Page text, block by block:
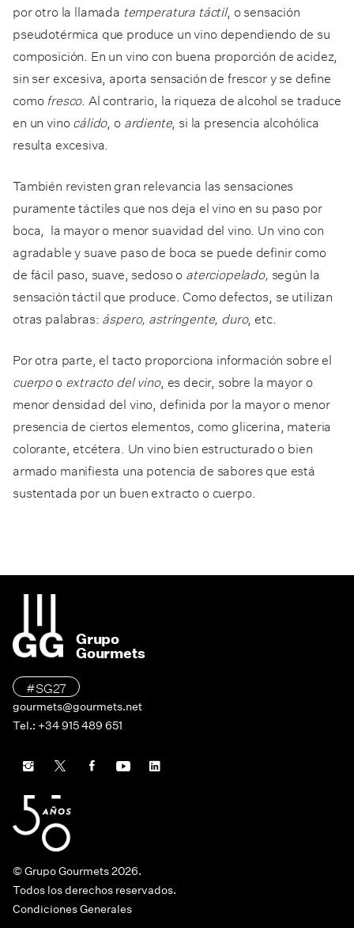
por otro la llamada temperatura táctil, o sensación
pseudotérmica que produce un vino dependiendo de su
composición. En un vino con buena proporción de acidez,
sin ser excesiva, aporta sensación de frescor y se define
como fresco. Al contrario, la riqueza de alcohol se traduce
en un vinocálido, o ardiente, si la presencia alcohólica
resulta excesiva.
También revisten gran relevancia las sensaciones
puramente táctiles que nos deja el vino en su paso por
boca, la mayor o menor suavidad del vino. Un vino con
agradable y suave paso de boca se puede definir como
de fácil paso, suave, sedoso o aterciopelado, según la
sensación táctil que produce. Como defectos, se utilizan
otras palabras: áspero, astringente, duro, etc.
Por otra parte, el tacto proporciona información sobre el
cuerpoo extracto del vino, es decir, sobre la mayor o
menor densidad del vino, definida por la mayor o menor
presencia de ciertos elementos, como glicerina, materia
colorante, etcétera. Un vino bien estructurado o bien
armado manifiesta una potencia de sabores que está
sustentada por un buen extracto o cuerpo.
Grupo
Gourmets
#SG27
gourmets@gourmets.net
Tel.: +34 915 489 651
© Grupo Gourmets 2026.
Todos los derechos reservados.
Condiciones Generales